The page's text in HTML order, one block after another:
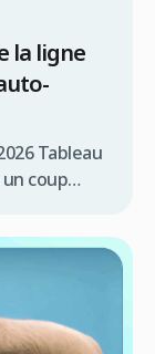
la ligne
Tableau
coup
en
après la
&
ou léger V